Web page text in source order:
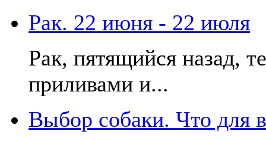
Рак. 22 июня - 22 июля
Рак, пятящийся назад,
приливами и...
Выбор собаки. Что для